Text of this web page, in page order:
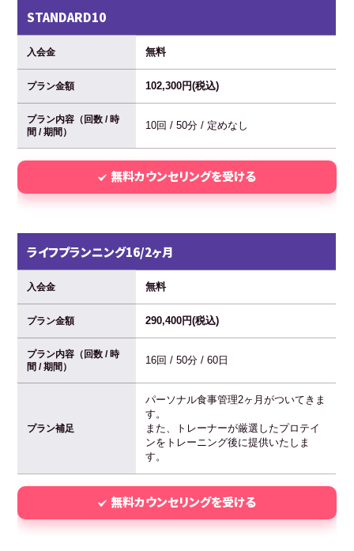
STANDARD10
入会金 無料
プラン金額 102,300円(税込)
プラン内容（回数 / 時
間 / 期間）
10回 / 50分 / 定めなし
無料カウンセリングを受ける
ライフプランニング16/2ヶ月
入会金 無料
プラン金額 290,400円(税込)
プラン内容（回数 / 時
間 / 期間）
16回 / 50分 / 60日
プラン補足
パーソナル食事管理2ヶ月がついてきま
す。
また、トレーナーが厳選したプロテイ
ンをトレーニング後に提供いたしま
す。
無料カウンセリングを受ける